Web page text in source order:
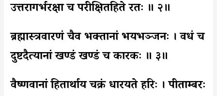
उत्तरागर्भरक्षा च परीक्षितहिते रतः ॥ २॥
ब्रह्मास्त्रवारणं चैव भक्तानां भयभञ्जनः । वधं च
दुष्टदैत्यानां खण्डं खण्डं च कारकः ॥ ३॥
वैष्णवानां हितार्थाय चक्रं धारयते हरिः । पीताम्बरः